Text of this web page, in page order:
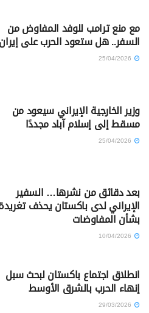
مع منع ترامب للوفد المفاوض من
السفر.. هل ستعود الحرب على
وزير الخارجية الإيراني سيعود من
مسقط إلى إسلام آباد مجددًا
بعد دقائق من نشرها… السفير
الإيراني لدى باكستان يحذف
بشأن المفاوضات
انطلاق اجتماع باكستان لبحث سبل
إنهاء الحرب بالشرق الأوسط